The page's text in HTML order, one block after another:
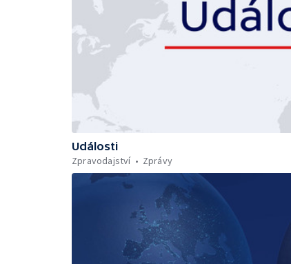
Události
Zpravodajství
Zprávy